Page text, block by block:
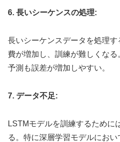
6. 長いシーケンスの処理:
長いシーケンスデータを処理
費が増加し、訓練が難しくな
予測も誤差が増加しやすい。
7. データ不足:
LSTMモデルを訓練するために
る。特に深層学習モデルにお